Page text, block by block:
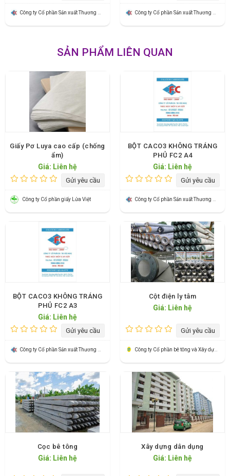
SẢN PHẨM LIÊN QUAN
Giấy Pơ Luya cao cấp (chống
ẩm)
Giá: Liên hệ
Gửi yêu cầu
Công ty Cổ phần giấy Lửa Việt
BỘT CACO3 KHÔNG TRÁNG
PHỦ FC2 A4
Giá: Liên hệ
Gửi yêu cầu
BỘT CACO3 KHÔNG TRÁNG
PHỦ FC2 A3
Giá: Liên hệ
Gửi yêu cầu
Cột điện ly tâm
Giá: Liên hệ
Gửi yêu cầu
Công ty Cổ phần bê tông và Xây dựng Thành Công
Cọc bê tông
Giá: Liên hệ
Xây dựng dân dụng
Giá: Liên hệ